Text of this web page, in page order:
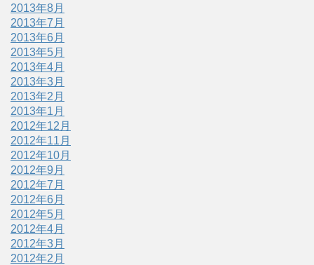
2013年8月
2013年7月
2013年6月
2013年5月
2013年4月
2013年3月
2013年2月
2013年1月
2012年12月
2012年11月
2012年10月
2012年9月
2012年7月
2012年6月
2012年5月
2012年4月
2012年3月
2012年2月